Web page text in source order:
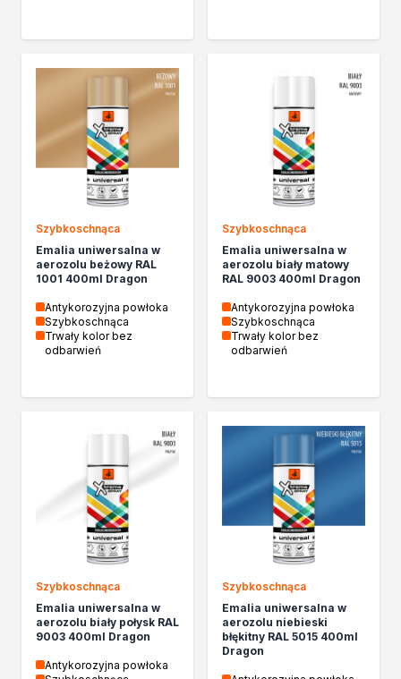
Paliwa specjalistyczne
Produkty według zadania
Klejenie i uszczelnianie
Kleje montażowe
Kleje naprawcze
Kleje specjalistyczne
Kleje do drewna
Kleje do podłóg
Kleje w sprayu
Akryle
Silikony
Piany
Pozostałe
Czyszczenie i rozcieńczanie
Rozcieńczalniki specjalistyczne
Chemia gospodarcza
Środki czyszczące
Ochrona i dekoracja
Lakierobejce
Farby w aerozolu
Impregnaty dekoracyjny do drewna
Lakiery
Żywica epoksydowa
Impregnaty do drewna konstrukcyjnego
Szybkoschnąca
Emalia uniwersalna w
aerozolu beżowy RAL
1001 400ml Dragon
Antykorozyjna powłoka
Szybkoschnąca
Trwały kolor bez
odbarwień
Szybkoschnąca
Emalia uniwersalna w
aerozolu biały matowy
RAL 9003 400ml Dragon
Antykorozyjna powłoka
Szybkoschnąca
Trwały kolor bez
odbarwień
Szybkoschnąca
Emalia uniwersalna w
aerozolu biały połysk RAL
9003 400ml Dragon
Antykorozyjna powłoka
Szybkoschnąca
Emalia uniwersalna w
aerozolu niebieski
błękitny RAL 5015 400ml
Dragon